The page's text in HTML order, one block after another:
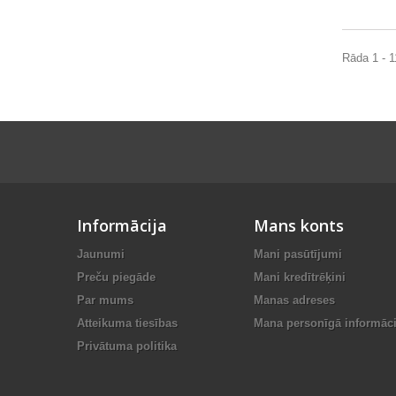
Rāda 1 -
Informācija
Jaunumi
Preču piegāde
Par mums
Atteikuma tiesības
Privātuma politika
Mans konts
Mani pasūtījumi
Mani kredītrēķini
Manas adreses
Mana personīgā